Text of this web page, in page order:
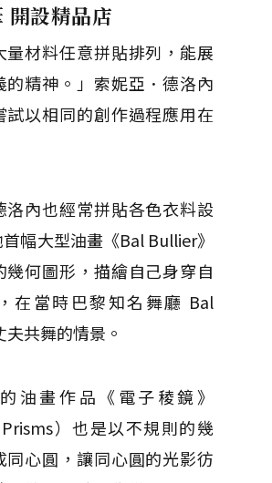
開設精品店
量材料任意拼貼排列，能展
的精神。」索妮亞．德洛內
試以相同的創作過程應用在
洛內也經常拼貼各色衣料設
幅大型油畫《Bal Bullier》
幾何圖形，描繪自己身穿自
在當時巴黎知名舞廳 Bal
共舞的情景。
油畫作品《電子稜鏡》
Prisms）也是以不規則的幾
同心圓，讓同心圓的光影彷